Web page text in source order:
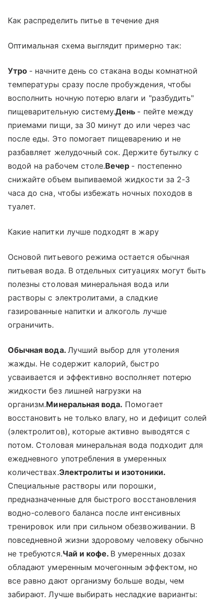
Как распределить питье в течение дня
Оптимальная схема выглядит примерно так:
Утро - начните день со стакана воды комнатной
температуры сразу после пробуждения, чтобы
восполнить ночную потерю влаги и "разбудить"
пищеварительную систему.День - пейте между
приемами пищи, за 30 минут до или через час
после еды. Это помогает пищеварению и не
разбавляет желудочный сок. Держите бутылку с
водой на рабочем столе.Вечер - постепенно
снижайте объем выпиваемой жидкости за 2-3
часа до сна, чтобы избежать ночных походов в
туалет.
Какие напитки лучше подходят в жару
Основой питьевого режима остается обычная
питьевая вода. В отдельных ситуациях могут быть
полезны столовая минеральная вода или
растворы с электролитами, а сладкие
газированные напитки и алкоголь лучше
ограничить.
Обычная вода. Лучший выбор для утоления
жажды. Не содержит калорий, быстро
усваивается и эффективно восполняет потерю
жидкости без лишней нагрузки на
организм.Минеральная вода. Помогает
восстановить не только влагу, но и дефицит солей
(электролитов), которые активно выводятся с
потом. Столовая минеральная вода подходит для
ежедневного употребления в умеренных
количествах.Электролиты и изотоники.
Специальные растворы или порошки,
предназначенные для быстрого восстановления
водно-солевого баланса после интенсивных
тренировок или при сильном обезвоживании. В
повседневной жизни здоровому человеку обычно
не требуются.Чай и кофе. В умеренных дозах
обладают умеренным мочегонным эффектом, но
все равно дают организму больше воды, чем
забирают. Лучше выбирать несладкие варианты: